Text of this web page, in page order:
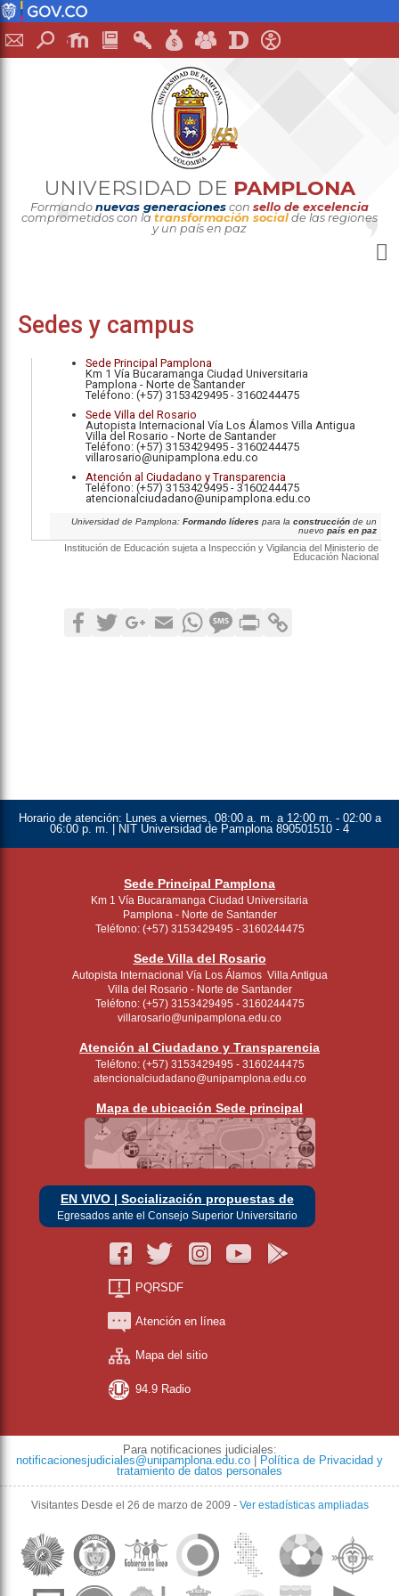
UNIVERSIDAD DE PAMPLONA
Formando nuevas generaciones con sello de excelencia
comprometidos con la transformación social de las regiones
y un país en paz
Sedes y campus
Sede Principal Pamplona
Km 1 Vía Bucaramanga Ciudad Universitaria
Pamplona - Norte de Santander
Teléfono: (+57) 3153429495 - 3160244475
Sede Villa del Rosario
Autopista Internacional Vía Los Álamos Villa Antigua
Villa del Rosario - Norte de Santander
Teléfono: (+57) 3153429495 - 3160244475
villarosario@unipamplona.edu.co
Atención al Ciudadano y Transparencia
Teléfono: (+57) 3153429495 - 3160244475
atencionalciudadano@unipamplona.edu.co
Universidad de Pamplona: Formando líderes para la construcción de un
nuevo país en paz
Institución de Educación sujeta a Inspección y Vigilancia del Ministerio de
Educación Nacional
FacebookTwitterGoogle+
EmailWhatsApp
SMS Print
Horario de atención: Lunes a viernes, 08:00 a. m. a 12:00 m. - 02:00 a
06:00 p. m. | NIT Universidad de Pamplona 890501510 - 4
Sede Principal Pamplona
Km 1 Vía Bucaramanga Ciudad Universitaria
Pamplona - Norte de Santander
Teléfono: (+57) 3153429495 - 3160244475
Sede Villa del Rosario
Autopista Internacional Vía Los Álamos Villa Antigua
Villa del Rosario - Norte de Santander
Teléfono: (+57) 3153429495 - 3160244475
villarosario@unipamplona.edu.co
Atención al Ciudadano y Transparencia
Teléfono: (+57) 3153429495 - 3160244475
atencionalciudadano@unipamplona.edu.co
Mapa de ubicación Sede principal
EN VIVO | Socialización propuestas de
Egresados ante el Consejo Superior Universitario
PQRSDF
Atención en línea
Mapa del sitio
94.9 Radio
Para notificaciones judiciales:
notificacionesjudiciales@unipamplona.edu.co
Política de Privacidad y
tratamiento de datos personales
Visitantes Desde el 26 de marzo de 2009 - Ver estadísticas ampliadas